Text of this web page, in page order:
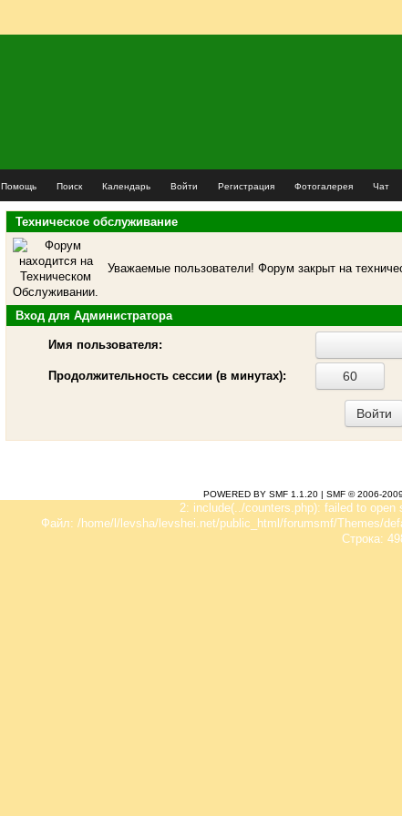
Помощь Поиск Календарь Войти Регистрация Фотогалерея Чат
Техническое обслуживание
Уважаемые пользователи! Форум закрыт на
Вход для Администратора
Имя пользователя:
Продолжительность сессии (в минутах):
POWERED BY SMF 1.1.20 | SMF © 2006-
2: include(../counters.php): failed to
Файл: /home/l/levsha/levshei.net/public_html/forumsmf/Themes/
Строка: